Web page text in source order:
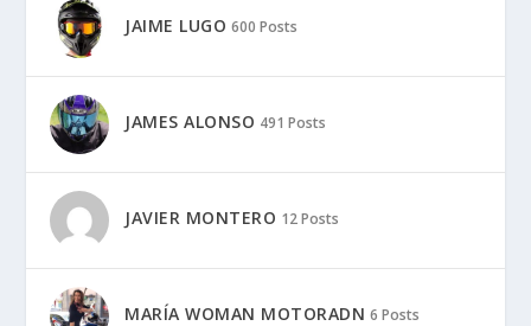
JAIME LUGO 600 Posts
JAMES ALONSO 491 Posts
JAVIER MONTERO 12 Posts
MARÍA WOMAN MOTORADN 6 Posts